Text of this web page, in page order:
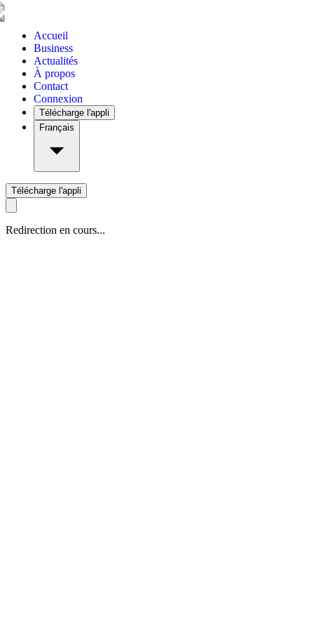
Accueil
Business
Actualités
À propos
Contact
Connexion
Télécharge l'appli
Français
Télécharge l'appli
Redirection en cours...